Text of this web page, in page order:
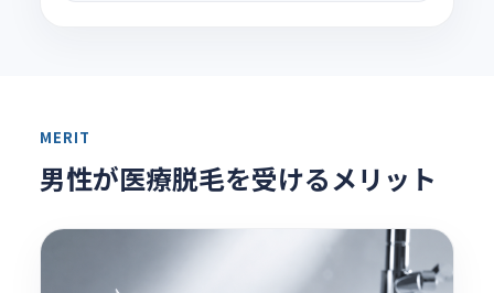
MERIT
男性が医療脱毛を受けるメリット